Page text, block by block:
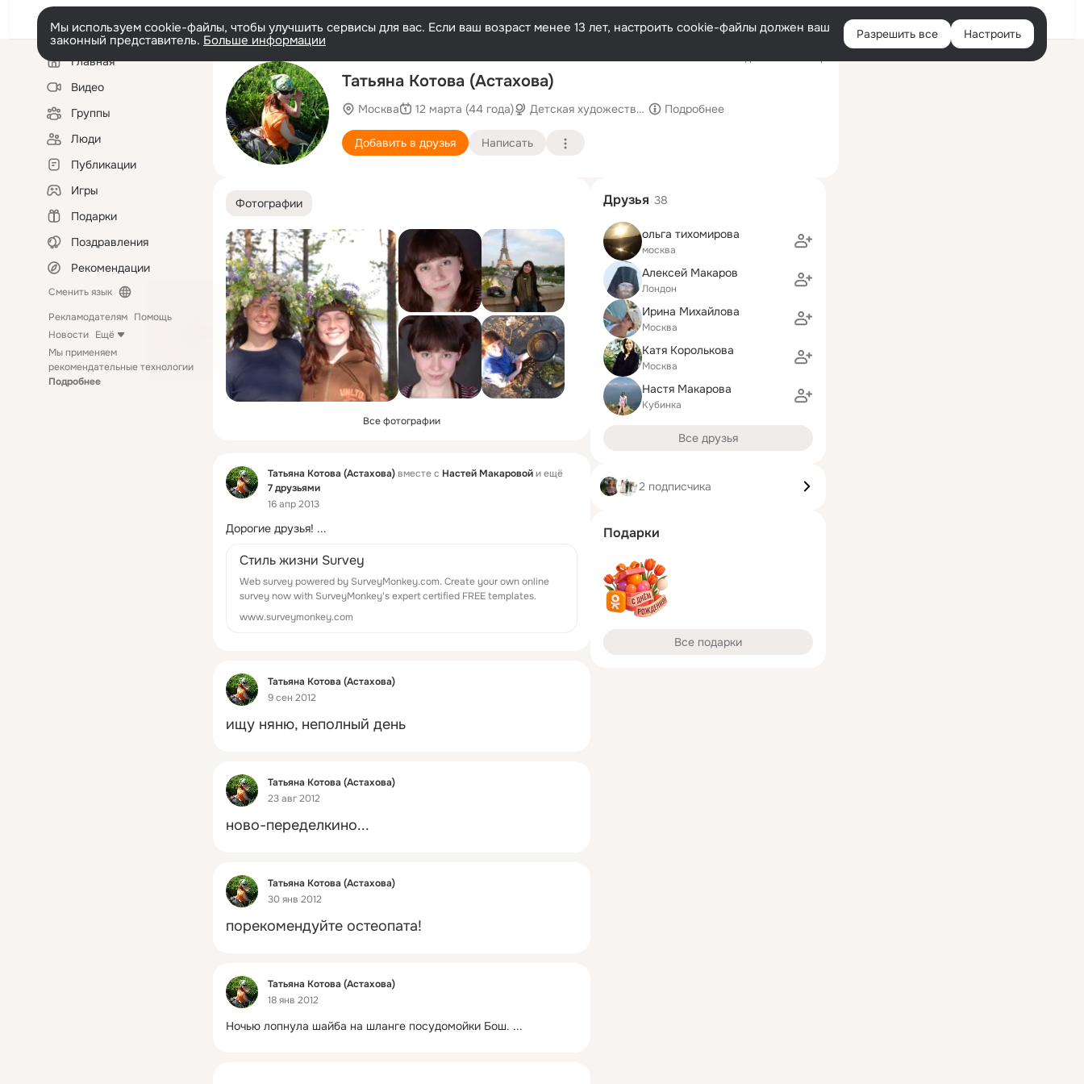
Войти
Мы используем cookie-файлы, чтобы улучшить сервисы для вас. Если ваш возраст менее 13 лет, настроить cookie-файлы должен ваш
законный представитель. Больше информации Разрешить все Настроить
Левая
колонкаГлавная
Видео
Группы
Люди
Публикации
Игры
Подарки
Поздравления
Рекомендации
Сменить язык
Рекламодателям Помощь
Новости Ещё
Мы применяем
рекомендательные технологии
Подробнее
Татьяна Котова (Астахова)
Москва 12 марта (44 года) Детская художественная школа "Солнцево"
Подробнее
Добавить в друзья Написать
Фотографии
Все фотографии
Фид Татьяна Котова (Астахова)вместе с Настей Макаровойи ещё
7 друзьями
16 апр 2013
Дорогие друзья! ...
Стиль жизни Survey
Web survey powered by SurveyMonkey.com. Create your own online
survey now with SurveyMonkey's expert certified FREE templates.
www.surveymonkey.com
Фид
Татьяна Котова (Астахова)
9 сен 2012
ищу няню, неполный день
Фид
Татьяна Котова (Астахова)
23 авг 2012
ново-переделкино...
Фид
Татьяна Котова (Астахова)
30 янв 2012
порекомендуйте остеопата!
Фид
Татьяна Котова (Астахова)
18 янв 2012
Ночью лопнула шайба на шланге посудомойки Бош. ...
Друзья 38
ольга тихомирова
москва
Алексей Макаров
Лондон
Ирина Михайлова
Москва
Катя Королькова
Москва
Настя Макарова
Кубинка
Все друзья
2 подписчика
Подарки
Все подарки